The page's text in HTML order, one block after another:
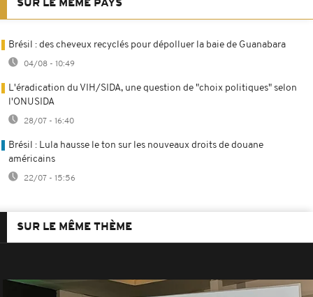
SUR LE MÊME PAYS
Brésil : des cheveux recyclés pour dépolluer la baie de Guanabara
04/08 - 10:49
L'éradication du VIH/SIDA, une question de "choix politiques" selon
l'ONUSIDA
28/07 - 16:40
Brésil : Lula hausse le ton sur les nouveaux droits de douane
américains
22/07 - 15:56
SUR LE MÊME THÈME